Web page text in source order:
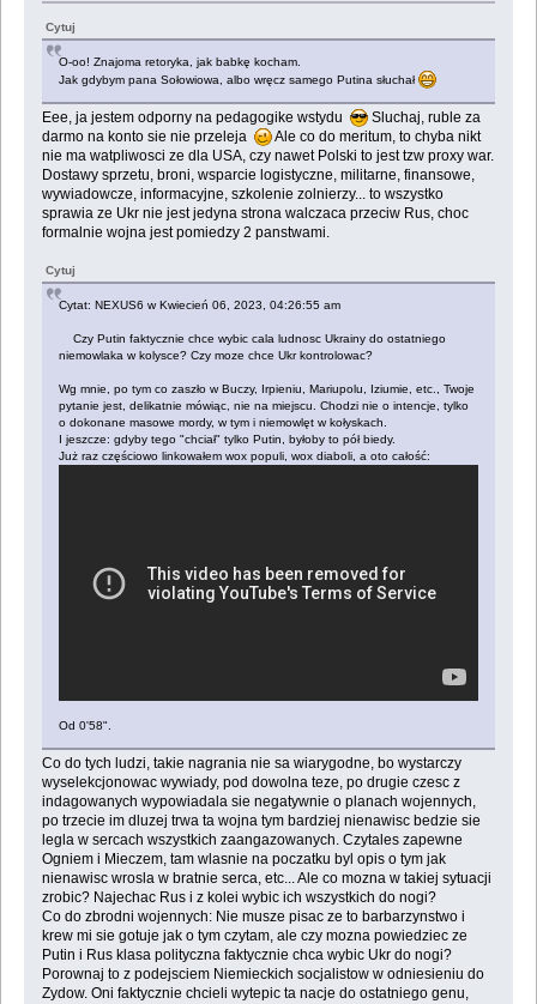
Cytuj
O-oo! Znajoma retoryka, jak babkę kocham.
Jak gdybym pana Sołowiowa, albo wręcz samego Putina słuchał
Eee, ja jestem odporny na pedagogike wstydu
Sluchaj, ruble za
darmo na konto sie nie przeleja
Ale co do meritum, to chyba nikt
nie ma watpliwosci ze dla USA, czy nawet Polski to jest tzw proxy war.
Dostawy sprzetu, broni, wsparcie logistyczne, militarne, finansowe,
wywiadowcze, informacyjne, szkolenie zolnierzy... to wszystko
sprawia ze Ukr nie jest jedyna strona walczaca przeciw Rus, choc
formalnie wojna jest pomiedzy 2 panstwami.
Cytuj
Cytat: NEXUS6 w Kwiecień 06, 2023, 04:26:55 am
Czy Putin faktycznie chce wybic cala ludnosc Ukrainy do ostatniego
niemowlaka w kolysce? Czy moze chce Ukr kontrolowac?
Wg mnie, po tym co zaszło w Buczy, Irpieniu, Mariupolu, Iziumie, etc., Twoje
pytanie jest, delikatnie mówiąc, nie na miejscu. Chodzi nie o intencje, tylko
o dokonane masowe mordy, w tym i niemowlęt w kołyskach.
I jeszcze: gdyby tego "chciał" tylko Putin, byłoby to pół biedy.
Już raz częściowo linkowałem wox populi, wox diaboli, a oto całość:
Od 0'58".
Co do tych ludzi, takie nagrania nie sa wiarygodne, bo wystarczy
wyselekcjonowac wywiady, pod dowolna teze, po drugie czesc z
indagowanych wypowiadala sie negatywnie o planach wojennych,
po trzecie im dluzej trwa ta wojna tym bardziej nienawisc bedzie sie
legla w sercach wszystkich zaangazowanych. Czytales zapewne
Ogniem i Mieczem, tam wlasnie na poczatku byl opis o tym jak
nienawisc wrosla w bratnie serca, etc... Ale co mozna w takiej sytuacji
zrobic? Najechac Rus i z kolei wybic ich wszystkich do nogi?
Co do zbrodni wojennych: Nie musze pisac ze to barbarzynstwo i
krew mi sie gotuje jak o tym czytam, ale czy mozna powiedziec ze
Putin i Rus klasa polityczna faktycznie chca wybic Ukr do nogi?
Porownaj to z podejsciem Niemieckich socjalistow w odniesieniu do
Zydow. Oni faktycznie chcieli wytepic ta nacje do ostatniego genu,